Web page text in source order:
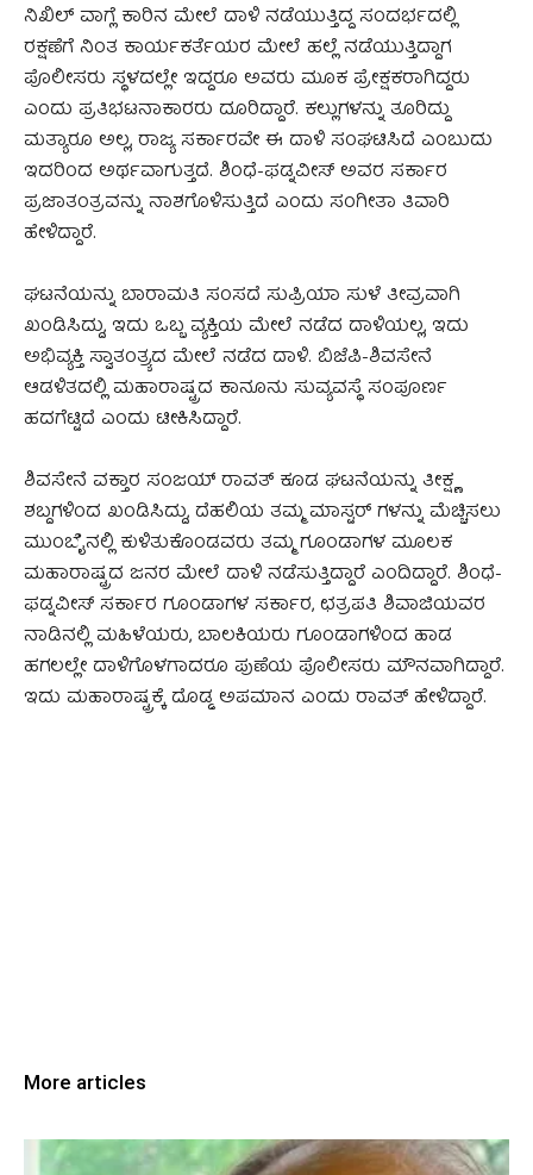
ನಿಖಿಲ್‌ ವಾಗ್ಲೆ ಕಾರಿನ ಮೇಲೆ ದಾಳಿ ನಡೆಯುತ್ತಿದ್ದ ಸಂದರ್ಭದಲ್ಲಿ
ರಕ್ಷಣೆಗೆ ನಿಂತ ಕಾರ್ಯಕರ್ತೆಯರ ಮೇಲೆ ಹಲ್ಲೆ ನಡೆಯುತ್ತಿದ್ದಾಗ
ಪೊಲೀಸರು ಸ್ಥಳದಲ್ಲೇ ಇದ್ದರೂ ಅವರು ಮೂಕ ಪ್ರೇಕ್ಷಕರಾಗಿದ್ದರು
ಎಂದು ಪ್ರತಿಭಟನಾಕಾರರು ದೂರಿದ್ದಾರೆ. ಕಲ್ಲುಗಳನ್ನು ತೂರಿದ್ದು
ಮತ್ಯಾರೂ ಅಲ್ಲ, ರಾಜ್ಯ ಸರ್ಕಾರವೇ ಈ ದಾಳಿ ಸಂಘಟಿಸಿದೆ ಎಂಬುದು
ಇದರಿಂದ ಅರ್ಥವಾಗುತ್ತದೆ. ಶಿಂಧೆ-ಫಡ್ನವೀಸ್‌ ಅವರ ಸರ್ಕಾರ
ಪ್ರಜಾತಂತ್ರವನ್ನು ನಾಶಗೊಳಿಸುತ್ತಿದೆ ಎಂದು ಸಂಗೀತಾ ತಿವಾರಿ
ಹೇಳಿದ್ದಾರೆ.
ಘಟನೆಯನ್ನು ಬಾರಾಮತಿ ಸಂಸದೆ ಸುಪ್ರಿಯಾ ಸುಳೆ ತೀವ್ರವಾಗಿ
ಖಂಡಿಸಿದ್ದು, ಇದು ಒಬ್ಬ ವ್ಯಕ್ತಿಯ ಮೇಲೆ ನಡೆದ ದಾಳಿಯಲ್ಲ, ಇದು
ಅಭಿವ್ಯಕ್ತಿ ಸ್ವಾತಂತ್ರ್ಯದ ಮೇಲೆ ನಡೆದ ದಾಳಿ. ಬಿಜೆಪಿ-ಶಿವಸೇನೆ
ಆಡಳಿತದಲ್ಲಿ ಮಹಾರಾಷ್ಟ್ರದ ಕಾನೂನು ಸುವ್ಯವಸ್ಥೆ ಸಂಪೂರ್ಣ
ಹದಗೆಟ್ಟಿದೆ ಎಂದು ಟೀಕಿಸಿದ್ದಾರೆ.
ಶಿವಸೇನೆ ವಕ್ತಾರ ಸಂಜಯ್‌ ರಾವತ್‌ ಕೂಡ ಘಟನೆಯನ್ನು ತೀಕ್ಷ್ಣ
ಶಬ್ದಗಳಿಂದ ಖಂಡಿಸಿದ್ದು, ದೆಹಲಿಯ ತಮ್ಮ ಮಾಸ್ಟರ್‌ ಗಳನ್ನು ಮೆಚ್ಚಿಸಲು
ಮುಂಬೈನಲ್ಲಿ ಕುಳಿತುಕೊಂಡವರು ತಮ್ಮ ಗೂಂಡಾಗಳ ಮೂಲಕ
ಮಹಾರಾಷ್ಟ್ರದ ಜನರ ಮೇಲೆ ದಾಳಿ ನಡೆಸುತ್ತಿದ್ದಾರೆ ಎಂದಿದ್ದಾರೆ. ಶಿಂಧೆ-
ಫಡ್ನವೀಸ್‌ ಸರ್ಕಾರ ಗೂಂಡಾಗಳ ಸರ್ಕಾರ, ಛತ್ರಪತಿ ಶಿವಾಜಿಯವರ
ನಾಡಿನಲ್ಲಿ ಮಹಿಳೆಯರು, ಬಾಲಕಿಯರು ಗೂಂಡಾಗಳಿಂದ ಹಾಡ
ಹಗಲಲ್ಲೇ ದಾಳಿಗೊಳಗಾದರೂ ಪುಣೆಯ ಪೊಲೀಸರು ಮೌನವಾಗಿದ್ದಾರೆ.
ಇದು ಮಹಾರಾಷ್ಟ್ರಕ್ಕೆ ದೊಡ್ಡ ಅಪಮಾನ ಎಂದು ರಾವತ್‌ ಹೇಳಿದ್ದಾರೆ.
More articles